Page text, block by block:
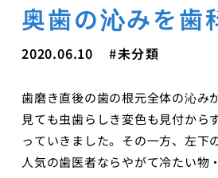
奥歯の沁みを歯
2020.06.10 未分類
歯磨き直後の歯の根元全体の沁み
見ても虫歯らしき変色も見付から
っていきました。その一方、左下
人気の歯医者ならやがて冷たい物